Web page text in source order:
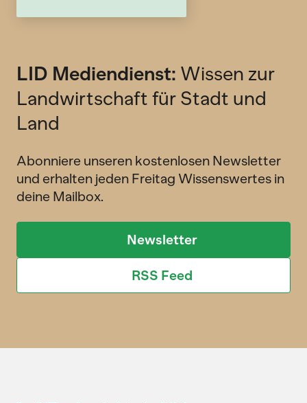
LID Mediendienst: Wissen zur
Landwirtschaft für Stadt und
Land
Abonniere unseren kostenlosen Newsletter
und erhalten jeden Freitag Wissenswertes in
deine Mailbox.
Newsletter
RSS Feed